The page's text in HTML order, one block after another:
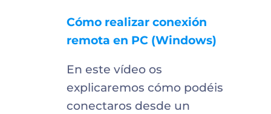
Cómo realizar conexión
remota en PC (Windows)
En este vídeo os
explicaremos cómo podéis
conectaros desde un